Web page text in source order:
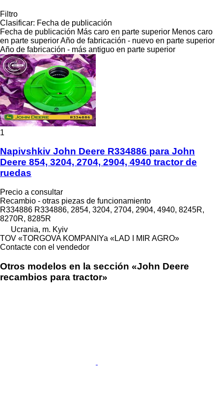
Filtro
Clasificar: Fecha de publicación
Fecha de publicación Más caro en parte superior Menos caro
en parte superiorAño de fabricación - nuevo en parte superior
Año de fabricación - más antiguo en parte superior
1
Napivshkiv John Deere R334886 para John
Deere 854, 3204, 2704, 2904, 4940 tractor de
ruedas
Precio a consultar
Recambio - otras piezas de funcionamiento
R334886 R334886, 2854, 3204, 2704, 2904, 4940, 8245R,
8270R, 8285R
Ucrania, m. Kyiv
TOV «TORGOVA KOMPANIYa «LAD I MIR AGRO»
Contacte con el vendedor
Otros modelos en la sección «John Deere
recambios para tractor»